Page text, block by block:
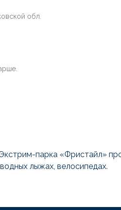
обл.
парка «Фристайл»
лыжах, велосипедах.